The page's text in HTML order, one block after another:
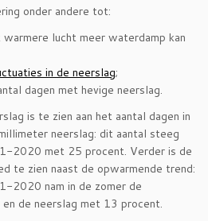
onder andere tot:
lucht meer waterdamp kan
in de neerslag;
dagen met hevige neerslag.
is te zien aan het aantal dagen in
neerslag: dit aantal steeg
2020 met 25 procent. Verder is de
te zien naast de opwarmende trend:
nam in de zomer de
de neerslag met 13 procent.